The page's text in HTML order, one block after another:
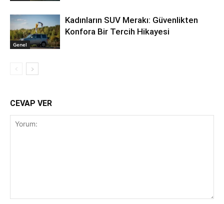
Genel
Kadınların SUV Merakı: Güvenlikten
Konfora Bir Tercih Hikayesi
CEVAP VER